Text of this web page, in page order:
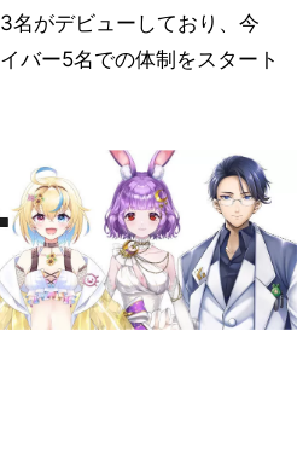
名がデビューしており、今
バー5名での体制をスタート